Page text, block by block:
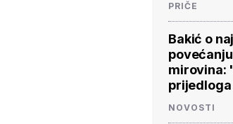
PRIČE
Bakić o
mirovina:
NOVOSTI